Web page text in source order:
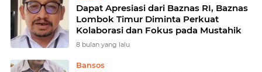
Dapat Apresiasi dari Baznas RI, Baznas
Lombok Timur Diminta Perkuat
Kolaborasi dan Fokus pada Mustahik
8 bulan yang lalu
Bansos